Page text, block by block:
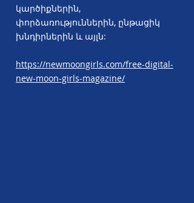
կարծիքներին,
փորձառություններին, ընթացիկ
խնդիրներին և այլն:
https://newmoongirls.com/free-digital-
new-moon-girls-magazine/